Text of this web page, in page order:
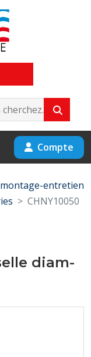
Compte
montage-entretien
CHNY10050
diam-